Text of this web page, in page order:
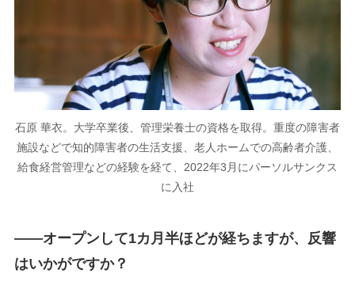
石原 華衣。大学卒業後、管理栄養士の資格を取得。重度の障害者
施設などで知的障害者の生活支援、老人ホームでの高齢者介護、
給食経営管理などの経験を経て、2022年3月にパーソルサンクス
に入社
――オープンして1カ月半ほどが経ちますが、反響
はいかがですか？